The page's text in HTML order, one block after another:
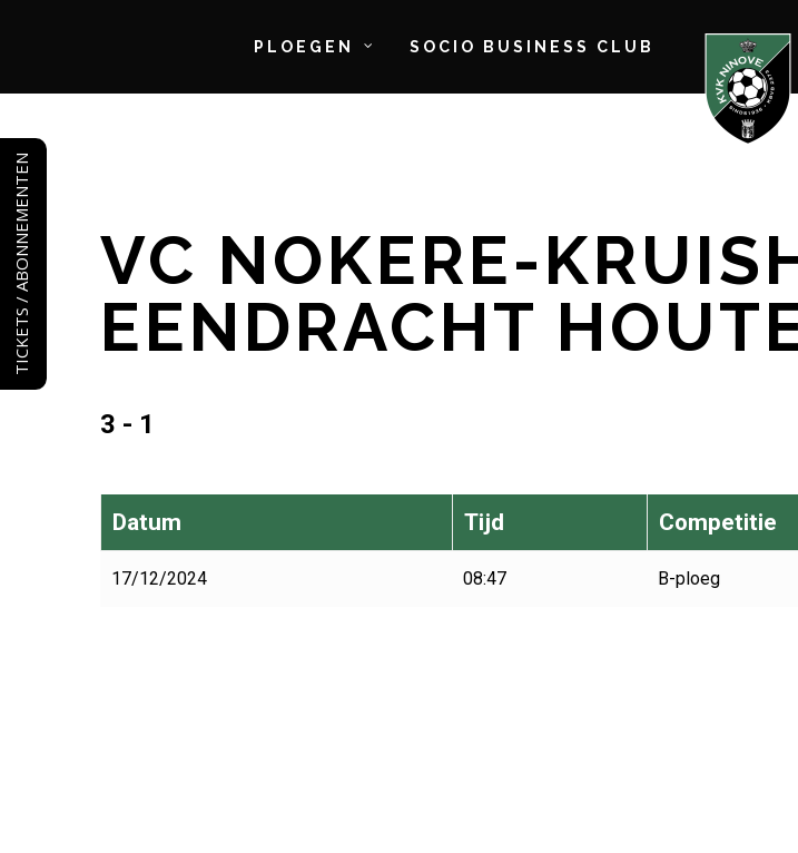
to
main
content
PLOEGEN SOCIO BUSINESS CLUB
VC NOKERE-
EENDRACHT
3 - 1
Datum Tijd Competitie
17/12/2024 08:47 B-ploeg
TICKETS / ABONNEMENTEN